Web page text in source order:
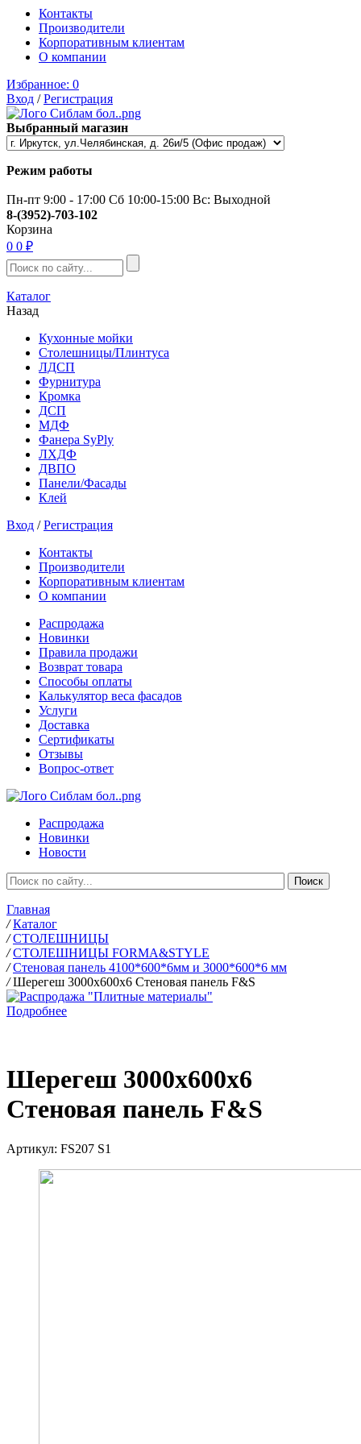
Контакты
Производители
Корпоративным клиентам
О компании
Избранное: 0
Вход /Регистрация
Выбранный магазин
Режим работы
Пн-пт 9:00 - 17:00 Сб 10:00-15:00 Вс: Выходной
8-(3952)-703-102
Корзина
0 0 ₽
Каталог
Назад
Кухонные мойки
Столешницы/Плинтуса
ЛДСП
Фурнитура
Кромка
ДСП
МДФ
Фанера SyPly
ЛХДФ
ДВПО
Панели/Фасады
Клей
Вход /Регистрация
Контакты
Производители
Корпоративным клиентам
О компании
Распродажа
Новинки
Правила продажи
Возврат товара
Способы оплаты
Калькулятор веса фасадов
Услуги
Доставка
Сертификаты
Отзывы
Вопрос-ответ
Распродажа
Новинки
Новости
Главная
/ Каталог
/ СТОЛЕШНИЦЫ
/ СТОЛЕШНИЦЫ FORMA&STYLE
/ Стеновая панель 4100*600*6мм и 3000*600*6 мм
/ Шерегеш 3000х600х6 Стеновая панель F&S
Подробнее
Шерегеш 3000х600х6
Стеновая панель F&S
Артикул: FS207 S1